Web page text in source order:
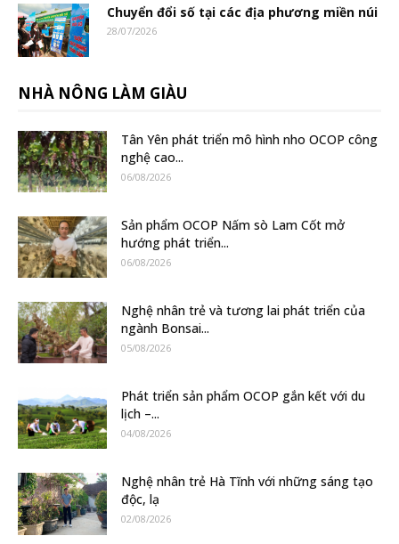
Chuyển đổi số tại các địa phương miền núi
28/07/2026
NHÀ NÔNG LÀM GIÀU
Tân Yên phát triển mô hình nho OCOP công
nghệ cao...
06/08/2026
Sản phẩm OCOP Nấm sò Lam Cốt mở
hướng phát triển...
06/08/2026
Nghệ nhân trẻ và tương lai phát triển của
ngành Bonsai...
05/08/2026
Phát triển sản phẩm OCOP gắn kết với du
lịch –...
04/08/2026
Nghệ nhân trẻ Hà Tĩnh với những sáng tạo
độc, lạ
02/08/2026